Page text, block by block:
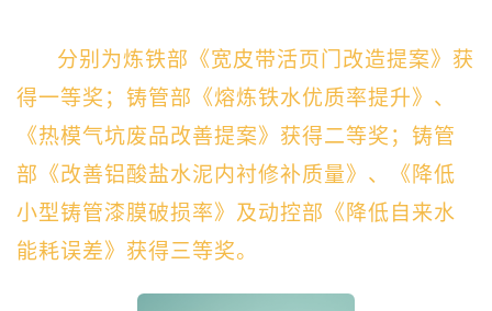
分别为炼铁部《宽皮带活页门改造提案》获
得一等奖；铸管部《熔炼铁水优质率提升》、
《热模气坑废品改善提案》获得二等奖；铸管
部《改善铝酸盐水泥内衬修补质量》、《降低
小型铸管漆膜破损率》及动控部《降低自来水
能耗误差》获得三等奖。